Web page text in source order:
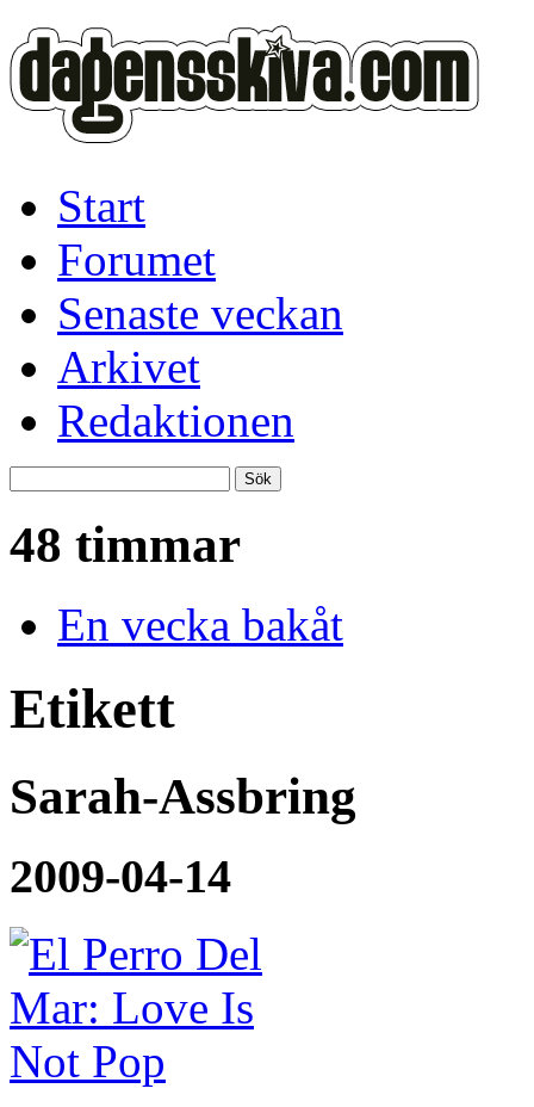
Start
Forumet
Senaste veckan
Arkivet
Redaktionen
48 timmar
En vecka bakåt
Etikett
Sarah-Assbring
2009-04-14